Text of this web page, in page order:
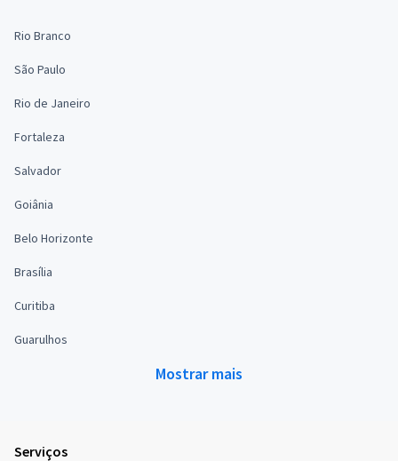
Rio Branco
São Paulo
Rio de Janeiro
Fortaleza
Salvador
Goiânia
Belo Horizonte
Brasília
Curitiba
Guarulhos
Mostrar mais
Serviços